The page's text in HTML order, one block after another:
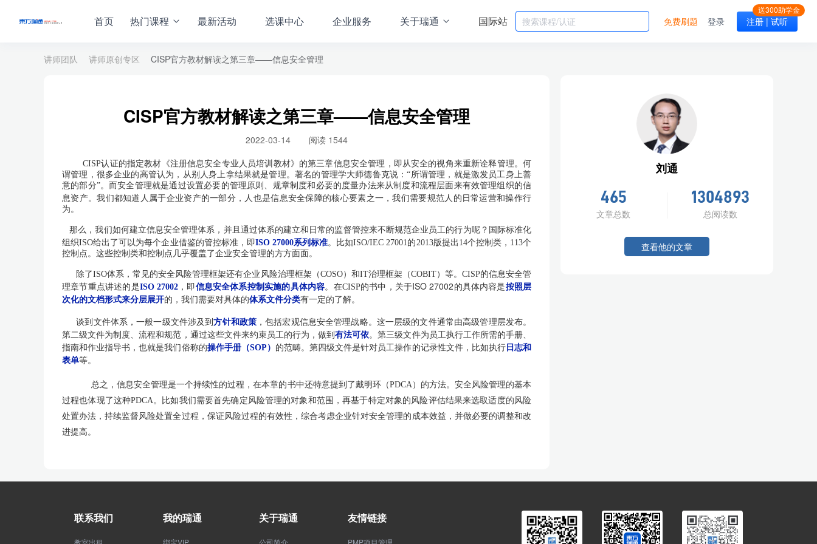
首页 热门课程 最新活动 选课中心 企业服务 关于瑞通 国际站 免费刷题 登录 注册 | 试听
讲师团队 讲师原创专区 CISP官方教材解读之第三章——信息安全管理
CISP官方教材解读之第三章——信息安全管理
2022-03-14 阅读 1544
CISP认证的指定教材《注册信息安全专业人员培训教材》的第三章信息安全管理，即从安全的视角来重新诠释管理。何
谓管理，很多企业的高管认为，从别人身上拿结果就是管理。著名的管理学大师德鲁克说：“所谓管理，就是激发员工身上善
意的部分”。而安全管理就是通过设置必要的管理原则、规章制度和必要的度量办法来从制度和流程层面来有效管理组织的信
息资产。我们都知道 人属于企业资产的一部分，人也是信息安全保障的核心要素之一，我们需要规范人的日常运营和操作行
为。
那么，我们如何建立信息安全管理体系，并且通过体系的建立和日常的监督管控来不断规范企业员工的行为呢？国际标准化
组织ISO给出了可以为每个企业借鉴的管控标准，即ISO 27000系列标准。比如ISO/IEC 27001的2013版提出14个控制类，113个
控制点。这些控制类和控制点几乎覆盖了企业安全管理的方方面面。
除了ISO体系，常见的安全风险管理框架还有企业风险治理框架（COSO）和IT治理框架（COBIT）等。CISP的信息安全管
理章节重点讲述的是ISO 27002，即信息安全体系控制实施的具体内容。在CISP的书中，关于ISO 27002的具体内容是按照层
次化的文档形式来分层展开的，我们需要对具体的体系文件分类有一定的了解。
谈到文件体系，一般一级文件涉及到方针和政策 ，包括宏观信息安全管理战略。这一层级的文件通常由高级管理层发布。
第二级文件为制度、流程和规范，通过这些文件来约束员工的行为，做到有法可依。第三级文件为员工执行工作所需的手册、
指南和作业指导书，也就是我们俗称的操作手册（SOP） 的范畴。第四级文件是针对员工操作的记录性文件，比如执行日志和
表单等。
总之，信息安全管理是一个持续性的过程，在本章的书中还特意提到了戴明环（PDCA）的方法。安全风险管理的基本
过程也体现了这种PDCA。比如我们需要首先确定风险管理的对象和范围，再基于特定对象的风险评估结果来选取适度的风险
处置办法，持续监督风险处置全过程，保证风险过程的有效性，综合考虑企业针对安全管理的成本效益，并做必要的调整和改
进提高。
刘通
465
文章总数
1304893
总阅读数
查看他的文章
联系我们
教室出租
我的瑞通
绑定VIP
关于瑞通
公司简介
友情链接
PMP项目管理